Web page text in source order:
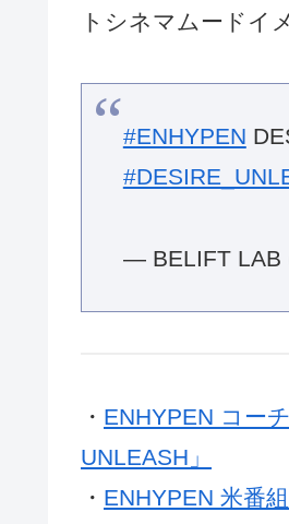
トシネマムードイ
#ENHYPEN
— BELIFT LAB
・ ENHYPEN コー
UNLEASH」
・ ENHYPEN 米番